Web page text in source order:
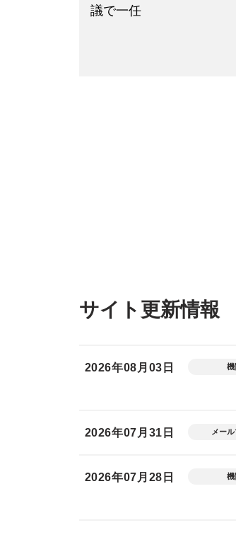
議で一任
サイト更新情報
2026年08月03日 機
2026年07月31日 メー
2026年07月28日 機